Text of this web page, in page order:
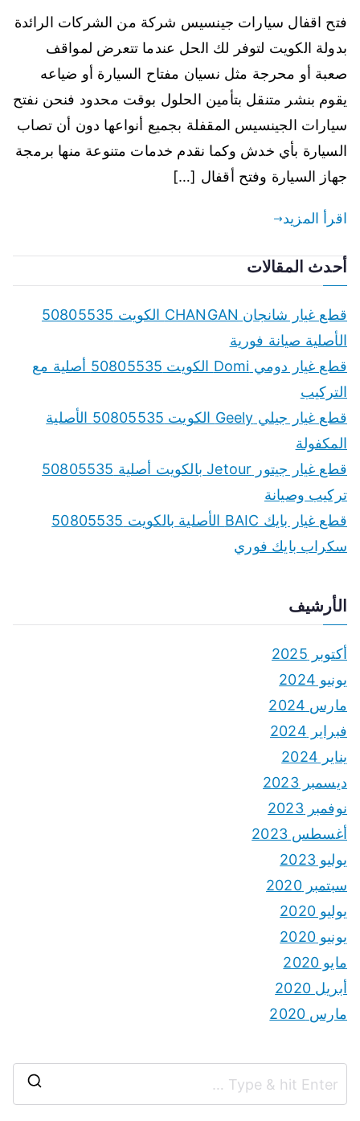
فتح اقفال سيارات جينسيس شركة من الشركات الرائدة
بدولة الكويت لتوفر لك الحل عندما تتعرض لمواقف
صعبة أو محرجة مثل نسيان مفتاح السيارة أو ضياعه
يقوم بنشر متنقل بتأمين الحلول بوقت محدود فنحن نفتح
سيارات الجينسيس المقفلة بجميع أنواعها دون أن تصاب
السيارة بأي خدش وكما نقدم خدمات متنوعة منها برمجة
جهاز السيارة وفتح أقفال […]
اقرأ المزيد
أحدث المقالات
قطع غيار شانجان CHANGAN الكويت 50805535
الأصلية صيانة فورية
قطع غيار دومي Domi الكويت 50805535 أصلية مع
التركيب
قطع غيار جيلي Geely الكويت 50805535 الأصلية
المكفولة
قطع غيار جيتور Jetour بالكويت أصلية 50805535
تركيب وصيانة
قطع غيار بايك BAIC الأصلية بالكويت 50805535
سكراب بايك فوري
الأرشيف
أكتوبر 2025
يونيو 2024
مارس 2024
فبراير 2024
يناير 2024
ديسمبر 2023
نوفمبر 2023
أغسطس 2023
يوليو 2023
سبتمبر 2020
يوليو 2020
يونيو 2020
مايو 2020
أبريل 2020
مارس 2020